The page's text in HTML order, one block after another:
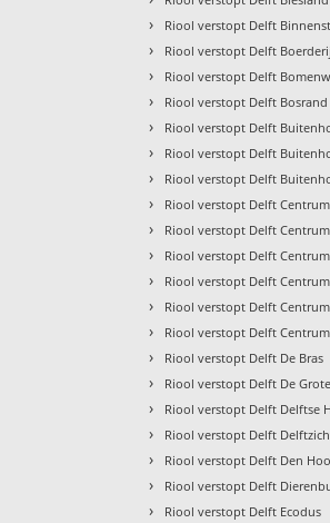
› Riool verstopt Delft
› Riool verstopt Delft
› Riool verstopt Delft
› Riool verstopt Delft Bosrand
› Riool verstopt Delft
› Riool verstopt Delft
› Riool verstopt Delft
› Riool verstopt Delft Centrum
› Riool verstopt Delft
› Riool verstopt Delft
› Riool verstopt Delft
› Riool verstopt Delft
› Riool verstopt Delft
› Riool verstopt Delft De Bras
› Riool verstopt Delft De
› Riool verstopt Delft Delftse
› Riool verstopt Delft
› Riool verstopt Delft Den
› Riool verstopt Delft
› Riool verstopt Delft Ecodus